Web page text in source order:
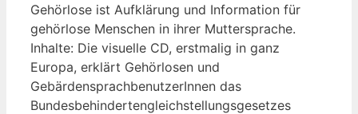
Gehörlose ist Aufklärung und Information für
gehörlose Menschen in ihrer Muttersprache.
Inhalte: Die visuelle CD, erstmalig in ganz
Europa, erklärt Gehörlosen und
GebärdensprachbenutzerInnen das
Bundesbehindertengleichstellungsgesetzes